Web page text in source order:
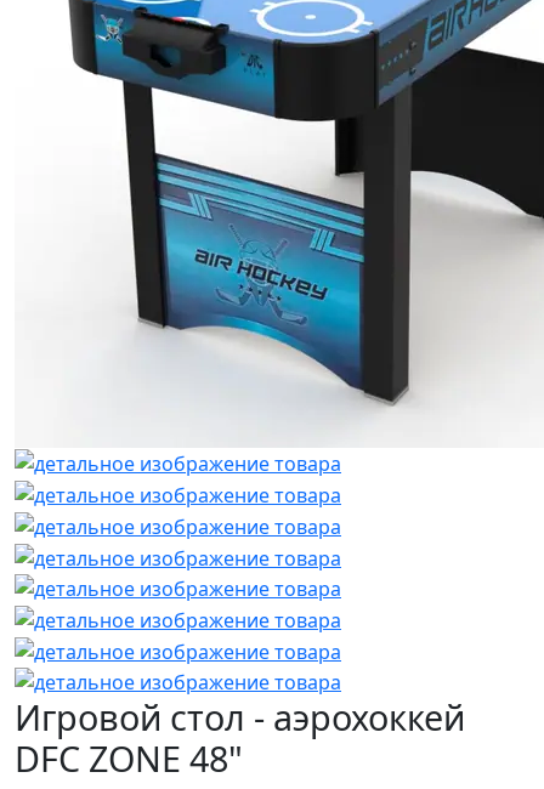
Игровой стол - аэрохоккей
DFC ZONE 48"